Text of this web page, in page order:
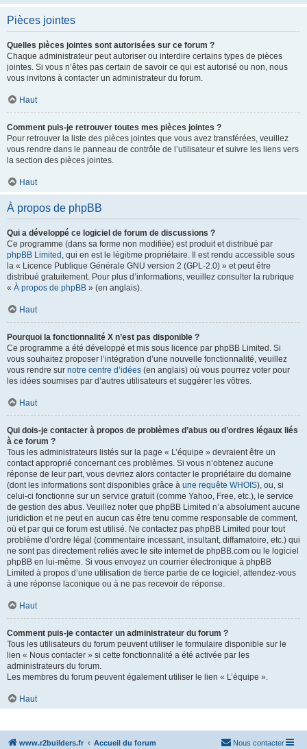
Pièces jointes
Quelles pièces jointes sont autorisées sur ce forum ?
Chaque administrateur peut autoriser ou interdire certains types de pièces
jointes. Si vous n’êtes pas certain de savoir ce qui est autorisé ou non, nous
vous invitons à contacter un administrateur du forum.
Haut
Comment puis-je retrouver toutes mes pièces jointes ?
Pour retrouver la liste des pièces jointes que vous avez transférées, veuillez
vous rendre dans le panneau de contrôle de l’utilisateur et suivre les liens vers
la section des pièces jointes.
Haut
À propos de phpBB
Qui a développé ce logiciel de forum de discussions ?
Ce programme (dans sa forme non modifiée) est produit et distribué par
phpBB Limited , qui en est le légitime propriétaire. Il est rendu accessible sous
la « Licence Publique Générale GNU version 2 (GPL-2.0) » et peut être
distribué gratuitement. Pour plus d’informations, veuillez consulter la rubrique
« À propos de phpBB » (en anglais).
Haut
Pourquoi la fonctionnalité X n’est pas disponible ?
Ce programme a été développé et mis sous licence par phpBB Limited. Si
vous souhaitez proposer l’intégration d’une nouvelle fonctionnalité, veuillez
vous rendre sur notre centre d’idées (en anglais) où vous pourrez voter pour
les idées soumises par d’autres utilisateurs et suggérer les vôtres.
Haut
Qui dois-je contacter à propos de problèmes d’abus ou d’ordres légaux liés
à ce forum ?
Tous les administrateurs listés sur la page « L’équipe » devraient être un
contact approprié concernant ces problèmes. Si vous n’obtenez aucune
réponse de leur part, vous devriez alors contacter le propriétaire du domaine
(dont les informations sont disponibles grâce à une requête WHOIS), ou, si
celui-ci fonctionne sur un service gratuit (comme Yahoo, Free, etc.), le service
de gestion des abus. Veuillez noter que phpBB Limited n’a absolument aucune
juridiction et ne peut en aucun cas être tenu comme responsable de comment,
où et par qui ce forum est utilisé. Ne contactez pas phpBB Limited pour tout
problème d’ordre légal (commentaire incessant, insultant, diffamatoire, etc.) qui
ne sont pas directement reliés avec le site internet de phpBB.com ou le logiciel
phpBB en lui-même. Si vous envoyez un courrier électronique à phpBB
Limited à propos d’une utilisation de tierce partie de ce logiciel, attendez-vous
à une réponse laconique ou à ne pas recevoir de réponse.
Haut
Comment puis-je contacter un administrateur du forum ?
Tous les utilisateurs du forum peuvent utiliser le formulaire disponible sur le
lien « Nous contacter » si cette fonctionnalité a été activée par les
administrateurs du forum.
Les membres du forum peuvent également utiliser le lien « L’équipe ».
Haut
www.r2builders.fr Accueil du forum Nous contacter